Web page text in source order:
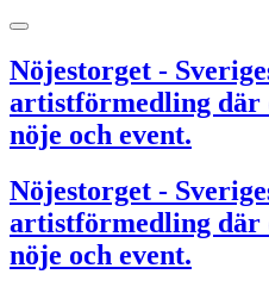
Nöjestorget -
artistförmedling
nöje och event.
Nöjestorget -
artistförmedling
nöje och event.